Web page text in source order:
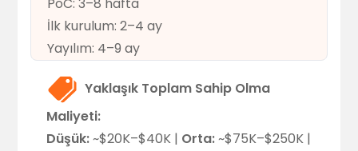
PoC: 3–8 hafta
İlk kurulum: 2–4 ay
Yayılım: 4–9 ay
Yaklaşık Toplam Sahip Olma
Maliyeti:
Düşük:~$20K–$40K | Orta:~$75K–$250K |